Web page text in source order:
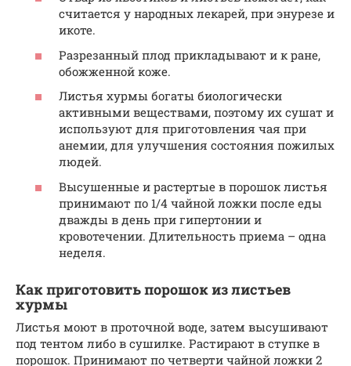
считается у народных лекарей, при энурезе и
икоте.
Разрезанный плод прикладывают и к ране,
обожженной коже.
Листья хурмы богаты биологически
активными веществами, поэтому их сушат и
используют для приготовления чая при
анемии, для улучшения состояния пожилых
людей.
Высушенные и растертые в порошок листья
принимают по 1/4 чайной ложки после еды
дважды в день при гипертонии и
кровотечении. Длительность приема – одна
неделя.
Как приготовить порошок из листьев
хурмы
Листья моют в проточной воде, затем высушивают
под тентом либо в сушилке. Растирают в ступке в
порошок. Принимают по четверти чайной ложки 2